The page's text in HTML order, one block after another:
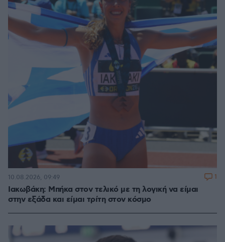
Ιακωβάκη: Μπήκα στον τελικό με τη λογική να είμαι
στην εξάδα και είμαι τρίτη στον κόσμο
10.08.2026, 09:49 1